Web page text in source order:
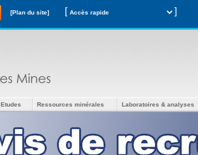
[Plan du site] [ ]
Etudes Ressources minérales Laboratoires & analyses